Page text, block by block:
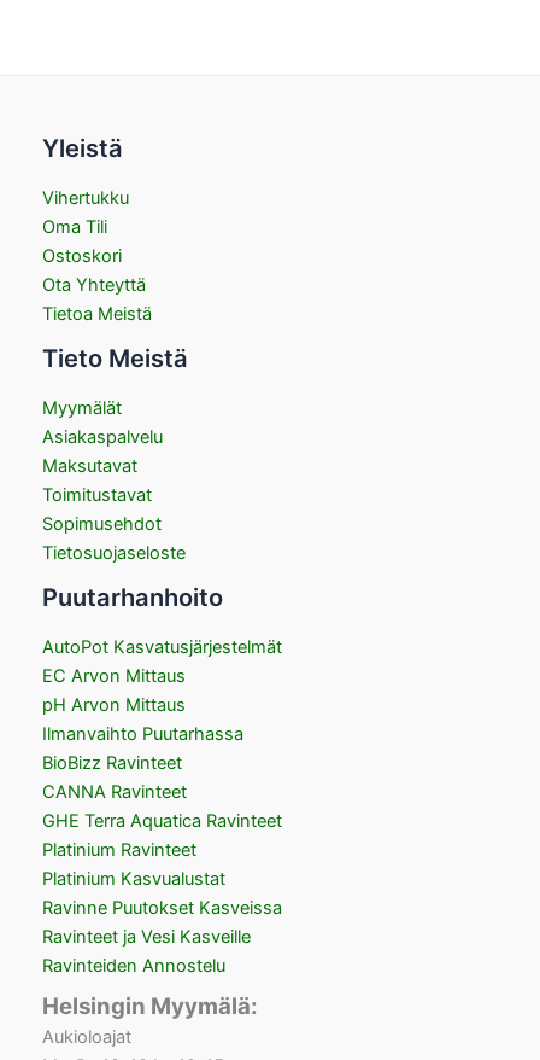
Yleistä
Vihertukku
Oma Tili
Ostoskori
Ota Yhteyttä
Tietoa Meistä
Tieto Meistä
Myymälät
Asiakaspalvelu
Maksutavat
Toimitustavat
Sopimusehdot
Tietosuojaseloste
Puutarhanhoito
AutoPot Kasvatusjärjestelmät
EC Arvon Mittaus
pH Arvon Mittaus
Ilmanvaihto Puutarhassa
BioBizz Ravinteet
CANNA Ravinteet
GHE Terra Aquatica Ravinteet
Platinium Ravinteet
Platinium Kasvualustat
Ravinne Puutokset Kasveissa
Ravinteet ja Vesi Kasveille
Ravinteiden Annostelu
Helsingin Myymälä:
Aukioloajat